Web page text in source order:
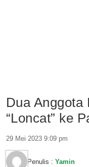
Dua Anggota
“Loncat” ke
29 Mei 2023 9:09 pm
Penulis : Yamin